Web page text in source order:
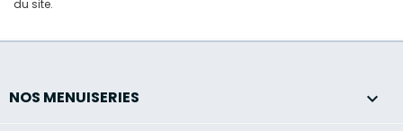
du site.
NOS MENUISERIES 